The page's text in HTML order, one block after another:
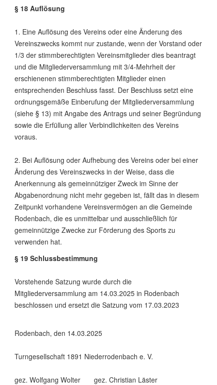
§ 18 Auflösung
1. Eine Auflösung des Vereins oder eine Änderung des
Vereinszwecks kommt nur zustande, wenn der Vorstand oder
1/3 der stimmberechtigten Vereinsmitglieder dies beantragt
und die Mitgliederversammlung mit 3/4-Mehrheit der
erschienenen stimmberechtigten Mitglieder einen
entsprechenden Beschluss fasst. Der Beschluss setzt eine
ordnungsgemäße Einberufung der Mitgliederversammlung
(siehe § 13) mit Angabe des Antrags und seiner Begründung
sowie die Erfüllung aller Verbindlichkeiten des Vereins
voraus.
2. Bei Auflösung oder Aufhebung des Vereins oder bei einer
Änderung des Vereinszwecks in der Weise, dass die
Anerkennung als gemeinnütziger Zweck im Sinne der
Abgabenordnung nicht mehr gegeben ist, fällt das in diesem
Zeitpunkt vorhandene Vereinsvermögen an die Gemeinde
Rodenbach, die es unmittelbar und ausschließlich für
gemeinnützige Zwecke zur Förderung des Sports zu
verwenden hat.
§ 19 Schlussbestimmung
Vorstehende Satzung wurde durch die
Mitgliederversammlung am 14.03.2025 in Rodenbach
beschlossen und ersetzt die Satzung vom 17.03.2023
Rodenbach, den 14.03.2025
Turngesellschaft 1891 Niederrodenbach e. V.
gez. Wolfgang Wolter gez. Christian Läster